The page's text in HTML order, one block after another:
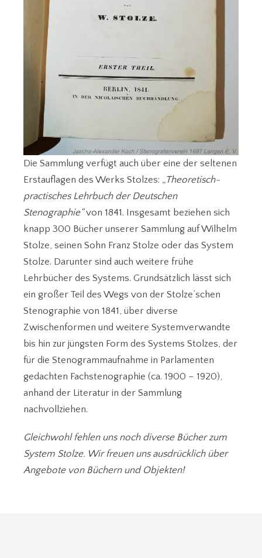
Die Sammlung verfügt auch über eine der seltenen
Erstauflagen des Werks Stolzes: „Theoretisch-
practisches Lehrbuch der Deutschen
Stenographie“von 1841. Insgesamt beziehen sich
knapp 300 Bücher unserer Sammlung auf Wilhelm
Stolze, seinen Sohn Franz Stolze oder das System
Stolze. Darunter sind auch weitere frühe
Lehrbücher des Systems. Grundsätzlich lässt sich
ein großer Teil des Wegs von der Stolze’schen
Stenographie von 1841, über diverse
Zwischenformen und weitere Systemverwandte
bis hin zur jüngsten Form des Systems Stolzes, der
für die Stenogrammaufnahme in Parlamenten
gedachten Fachstenographie (ca. 1900 – 1920),
anhand der Literatur in der Sammlung
nachvollziehen.
Gleichwohl fehlen uns noch diverse Bücher zum
System Stolze. Wir freuen uns ausdrücklich über
Angebote von Büchern und Objekten!